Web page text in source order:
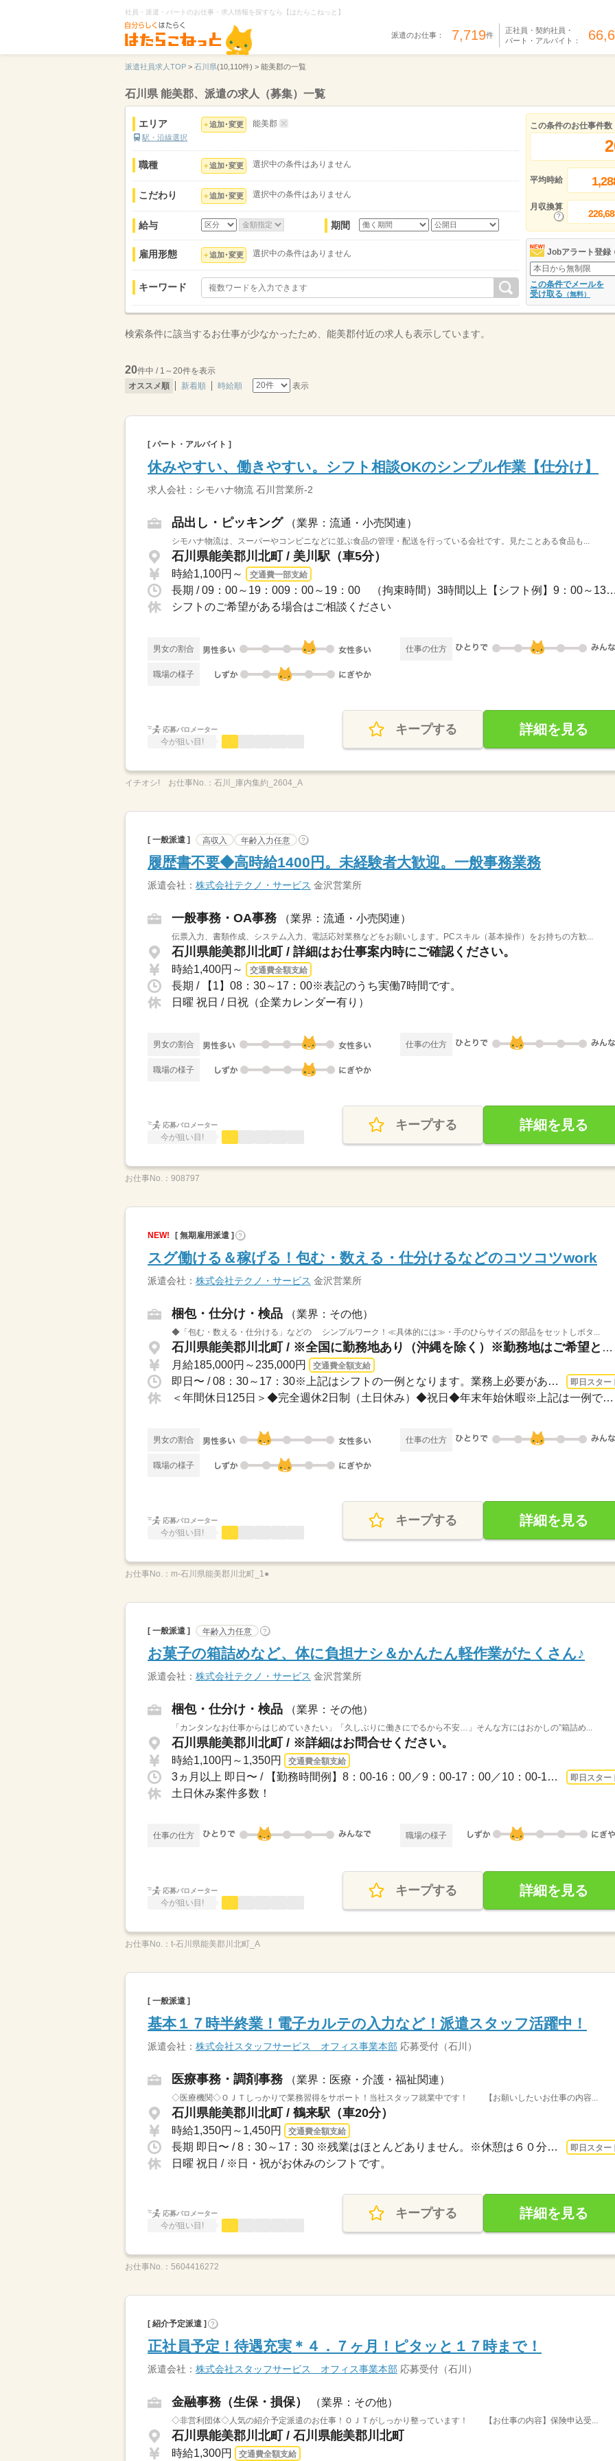
社員・派遣・パートのお仕事・求人情報を探すなら【はたらこねっと】
派遣のお仕事： 7,719件
正社員・契約社員・
パート・アルバイト：
派遣社員求人TOP > 石川県(10,110件) > 能美郡の一覧
石川県 能美郡、派遣の求人（募集）一覧
エリア
駅・沿線選択
追加･変更 能美郡
職種 追加･変更 選択中の条件はありません
こだわり 追加･変更 選択中の条件はありません
給与 期間
雇用形態 追加･変更 選択中の条件はありません
キーワード
この条件のお仕事件数
平均時給
月収換算
Jobアラート登録
この条件でメールを
受け取る （無料）
検索条件に該当するお仕事が少なかったため、能美郡付近の求人も表示しています。
20件中 / 1～20件を表示
オススメ順
新着順 時給順 表示
[ パート・アルバイト ]
休みやすい、働きやすい。シフト相談OKのシンプル作業【仕分け】
求人会社：シモハナ物流 石川営業所-2
品出し・ピッキング （業界：流通・小売関連）
シモハナ物流は、スーパーやコンビニなどに並ぶ食品の管理・配送を行っている会社です。見たことある食品も...
石川県能美郡川北町 / 美川駅（車5分）
時給1,100円～ 交通費一部支給
長期 / 09：00～19：009：00～19：00 （拘束時間）3
シフトのご希望がある場合はご相談ください
男女の割合 仕事の仕方
職場の様子
応募バロメーター
今が狙い目!
キープする 詳細を見る
イチオシ! お仕事No.： 石川_庫内集約_2604_A
[ 一般派遣 ] 高収入 年齢入力任意 ?
履歴書不要◆高時給1400円。未経験者大歓迎。一般事務業務
派遣会社： 株式会社テクノ・サービス 金沢営業所
一般事務・OA事務 （業界：流通・小売関連）
伝票入力、書類作成、システム入力、電話応対業務などをお願いします。PCスキル（基本操作）をお持ちの方歓...
石川県能美郡川北町 / 詳細はお仕事案内時にご確認ください。
時給1,400円～ 交通費全額支給
長期 / 【1】08：30～17：00※表記のうち実働7時間です。
日曜 祝日 / 日祝（企業カレンダー有り）
男女の割合 仕事の仕方
職場の様子
応募バロメーター
今が狙い目!
キープする 詳細を見る
お仕事No.： 908797
NEW! [ 無期雇用派遣 ] ?
スグ働ける＆稼げる！包む・数える・仕分けるなどのコツコツwork
派遣会社： 株式会社テクノ・サービス 金沢営業所
梱包・仕分け・検品 （業界：その他）
◆「包む・数える・仕分ける」などの シンプルワーク！≪具体的には≫・手のひらサイズの部品をセットしボタ...
石川県能美郡川北町 / ※全国に勤務地あり（沖縄を除く）※勤務地はご希望と通いやすさ...
月給185,000円～235,000円
交通費全額支給
即日〜 / 08：30～17：30※上記はシフトの一例となります。業務上必要がある場合や配属... 即日スター
＜年間休日125日＞◆完全週休2日制（土日休み）◆祝日◆年末年始休暇※上記は一例です。配...
男女の割合 仕事の仕方
職場の様子
応募バロメーター
今が狙い目!
キープする 詳細を見る
お仕事No.： m-石川県能美郡川北町_1●
[ 一般派遣 ] 年齢入力任意 ?
お菓子の箱詰めなど、体に負担ナシ＆かんたん軽作業がたくさん♪
派遣会社： 株式会社テクノ・サービス 金沢営業所
梱包・仕分け・検品 （業界：その他）
「カンタンなお仕事からはじめていきたい」「久しぶりに働きにでるから不安…」そんな方にはおかしの”箱詰め...
石川県能美郡川北町 / ※詳細はお問合せください。
時給1,100円～1,350円 交通費全額支給
3ヵ月以上 即日〜 / 【勤務時間例】8：00-16：00／9：00-17：00／10：00-19：00／6：0... 即日スター
土日休み案件多数！
仕事の仕方 職場の様子
応募バロメーター
今が狙い目!
キープする 詳細を見る
お仕事No.： t-石川県能美郡川北町_A
[ 一般派遣 ]
基本１７時半終業！電子カルテの入力など！派遣スタッフ活躍中！
派遣会社： 株式会社スタッフサービス オフィス事業本部 応募受付（石川）
医療事務・調剤事務 （業界：医療・介護・福祉関連）
◇医療機関◇ＯＪＴしっかりで業務習得をサポート！当社スタッフ就業中です！ 【お願いしたいお仕事の内容...
石川県能美郡川北町 / 鶴来駅（車20分）
時給1,350円～1,450円 交通費全額支給
長期 即日〜 / 8：30～17：30 ※残業はほとんどありません。※休憩は６０分です。 即日スター
日曜 祝日 / ※日・祝がお休みのシフトです。
応募バロメーター
今が狙い目!
キープする 詳細を見る
お仕事No.： 5604416272
[ 紹介予定派遣 ] ?
正社員予定！待遇充実＊４．７ヶ月！ピタッと１７時まで！
派遣会社： 株式会社スタッフサービス オフィス事業本部 応募受付（石川）
金融事務（生保・損保） （業界：その他）
◇非営利団体◇人気の紹介予定派遣のお仕事！ＯＪＴがしっかり整っています！ 【お仕事の内容】保険申込受...
石川県能美郡川北町 / 石川県能美郡川北町
時給1,300円 交通費全額支給